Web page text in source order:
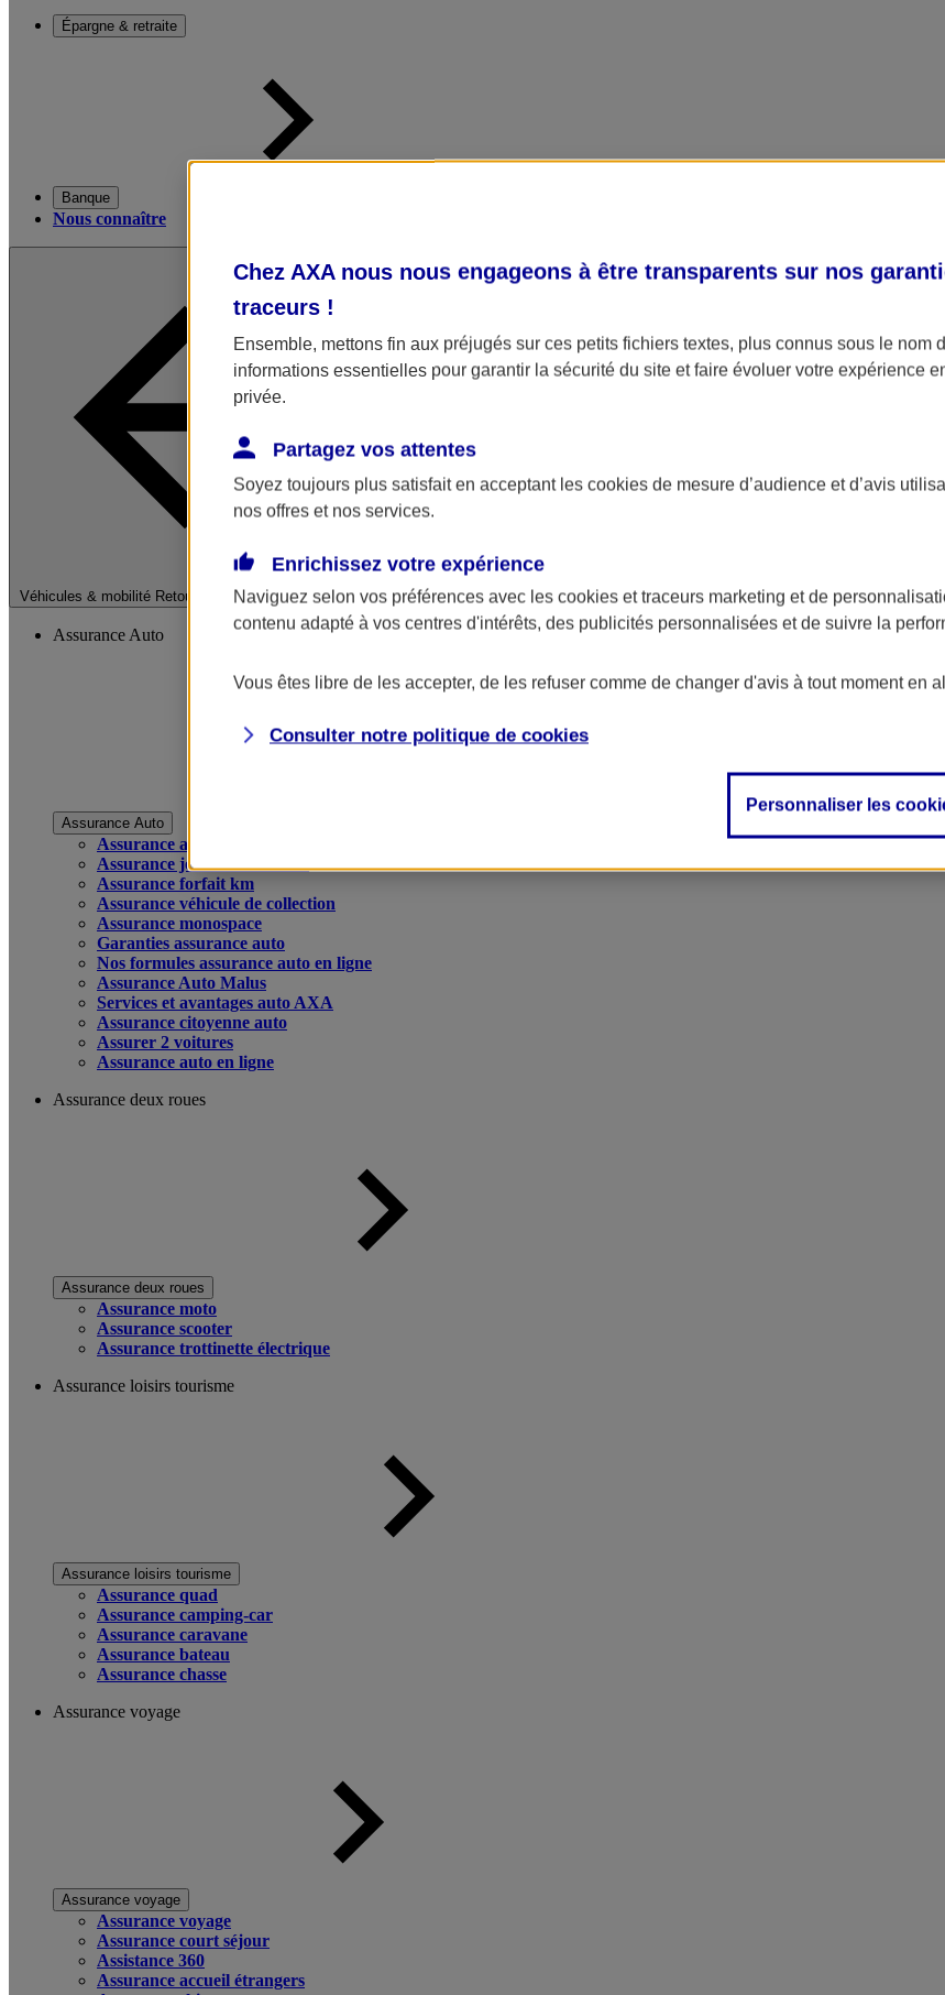
Épargne & retraite
Banque
Nous connaître
Véhicules & mobilité Retour à la section précédente
Fermer le menu principal
Assurance Auto
Assurance Auto
Assurance auto
Assurance jeune conducteur
Assurance forfait km
Assurance véhicule de collection
Assurance monospace
Garanties assurance auto
Nos formules assurance auto en ligne
Assurance Auto Malus
Services et avantages auto AXA
Assurance citoyenne auto
Assurer 2 voitures
Assurance auto en ligne
Assurance deux roues
Assurance deux roues
Assurance moto
Assurance scooter
Assurance trottinette électrique
Assurance loisirs tourisme
Assurance loisirs tourisme
Assurance quad
Assurance camping-car
Assurance caravane
Assurance bateau
Assurance chasse
Assurance voyage
Assurance voyage
Assurance voyage
Assurance court séjour
Assistance 360
Assurance accueil étrangers
Chez AXA nous nous engageons à être transparents sur nos
traceurs !
Ensemble, mettons fin aux préjugés sur ces petits fichiers textes, plus connus sous le nom
informations essentielles pour garantir la sécurité du site et faire évoluer votre expérience
privée.
Partagez vos attentes
Soyez toujours plus satisfait en acceptant les cookies de mesure d’audience et d’avis
nos offres et nos services.
Enrichissez votre expérience
Naviguez selon vos préférences avec les cookies et traceurs marketing et de
contenu adapté à vos centres d'intérêts, des publicités personnalisées et de suivre la
Vous êtes libre de les accepter, de les refuser comme de changer d'avis à tout moment en
Consulter notre politique de cookies
Personnaliser les